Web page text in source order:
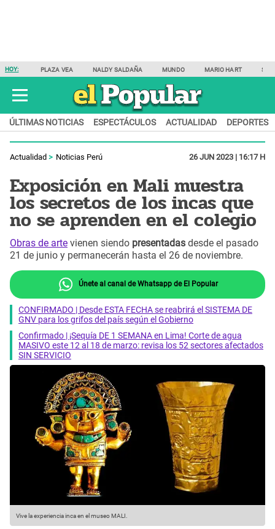
HOY: PLAZA VEA NALDY SALDAÑA MUNDO MARIO HART
ÚLTIMAS NOTICIAS ESPECTÁCULOS ACTUALIDAD DEPORTES
Actualidad Noticias Perú 26 JUN 2023 | 16:17 H
Exposición en Mali muestra
los secretos de los incas que
no se aprenden en el colegio
Obras de arte vienen siendo presentadas desde el pasado
21 de junio y permanecerán hasta el 26 de noviembre.
Únete al canal de Whatsapp de El Popular
CONFIRMADO | Desde ESTA FECHA se reabrirá el SISTEMA DE
GNV para los grifos del país según el Gobierno
Confirmado | ¡Sequía DE 1 SEMANA en Lima! Corte de agua
MASIVO este 12 al 18 de marzo: revisa los 52 sectores afectados
SIN SERVICIO
Vive la experiencia inca en el museo MALI.